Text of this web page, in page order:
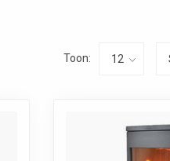
Toon: